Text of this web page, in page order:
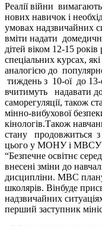
Реалії війни
нових навичок і
умовах надзвичайних
вміти надати
дітей віком 12-15
спеціальних курсах,
аналогією до
тиждень з 10-ої до
вчитимуть надавати
саморегуляції, також
мінно-вибухової
кінологів.Також
стану продовжиться з
цього у МОНУ і МВСУ
“Безпечне освітнє
внесені зміни до
дисципліни. МВС
школярів. Вінбуде
надзвичайних
перший заступник